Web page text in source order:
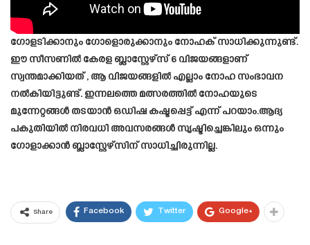
ഗോളടിക്കാനും ഗോളൊരുക്കാനും നോഹക് സാധിക്കുന്നുണ്ട്.
ഈ സീസണിൽ കേരള ബ്ലാസ്റ്റേഴ്‌സ് 6 വിജയങ്ങളാണ്
സ്വന്തമാക്കിയത് , ആ വിജയങ്ങളിൽ എല്ലാം നോഹ സംഭാവന
നൽകിയിട്ടുണ്ട്. ഇന്നലത്തെ മത്സരത്തിൽ നോഹയുടെ
മുന്നേറ്റങ്ങൾ തടയാൻ ഒഡിഷ കഷ്ടപ്പെട്ട് എന്ന് പറയാം.ആദ്യ
പകുതിയിൽ നിരവധി അവസരങ്ങൾ സൃഷ്ടിച്ചെങ്കിലും ഒന്നും
ഗോളാക്കാൻ ബ്ലാസ്റ്റേഴ്സിന് സാധിച്ചിരുന്നില്ല.
Share Facebook Twitter Google+